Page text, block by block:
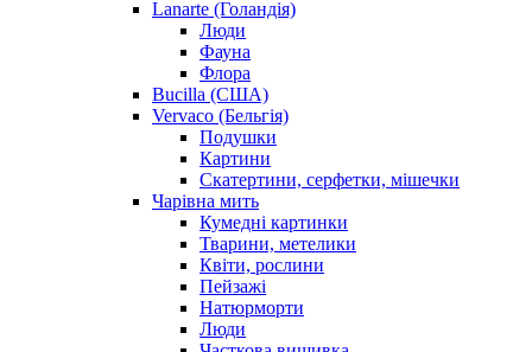
Lanarte (Голандія)
Люди
Фауна
Флора
Bucilla (США)
Vervaco (Бельгія)
Подушки
Картини
Скатертини, серфетки, мішечки
Чарiвна мить
Кумедні картинки
Тварини, метелики
Квіти, рослини
Пейзажі
Натюрморти
Люди